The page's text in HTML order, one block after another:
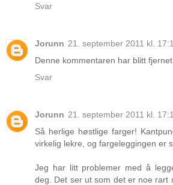
Svar
Jorunn 21. september 2011 kl.
Denne kommentaren har blitt
Svar
Jorunn 21. september 2011 kl.
Så herlige høstlige farger!
virkelig lekre, og fargeleggingen er
Jeg har litt problemer med å
deg. Det ser ut som det er noe rart